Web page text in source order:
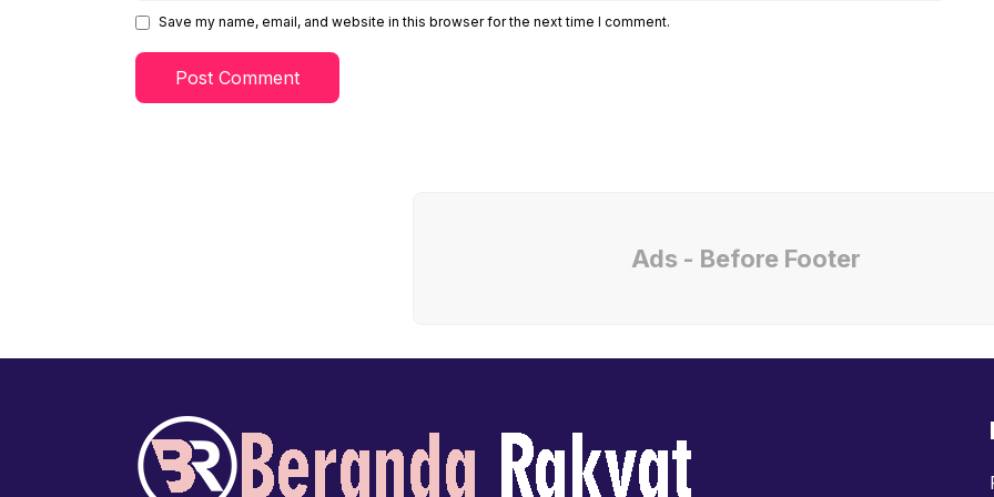
Save my name, email, and website in this browser for the next time I comment.
Ads - Before Footer